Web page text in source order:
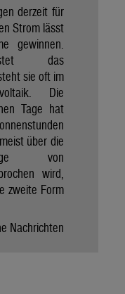
derzeit für
Strom lässt
gewinnen.
das
sie oft im
Die
Tage hat
über die
von
wird,
zweite Form
Nachrichten